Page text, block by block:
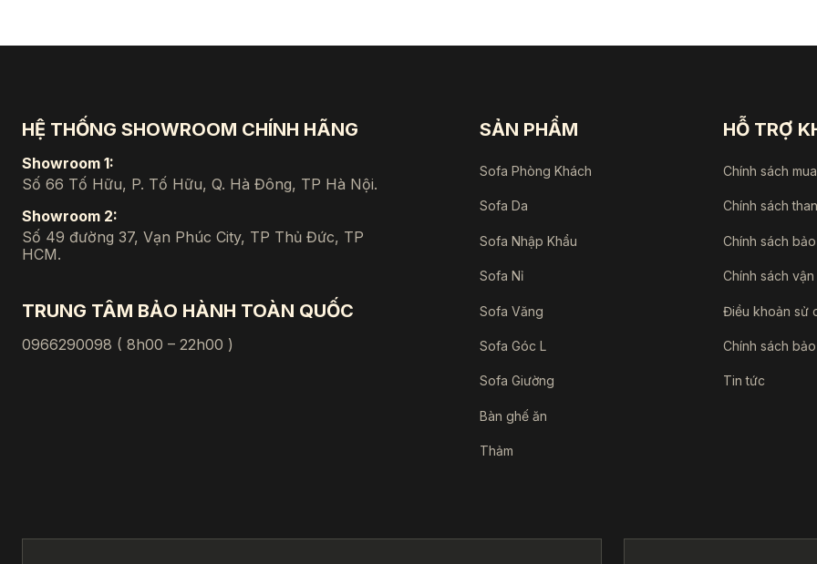
HỆ THỐNG SHOWROOM CHÍNH HÃNG
Showroom 1:
Số 66 Tố Hữu, P. Tố Hữu, Q. Hà Đông, TP Hà Nội.
Showroom 2:
Số 49 đường 37, Vạn Phúc City, TP Thủ Đức, TP
HCM.
TRUNG TÂM BẢO HÀNH TOÀN QUỐC
0966290098 ( 8h00 – 22h00 )
SẢN PHẨM
Sofa Phòng Khách
Sofa Da
Sofa Nhập Khẩu
Sofa Nỉ
Sofa Văng
Sofa Góc L
Sofa Giường
Bàn ghế ăn
Thảm
HỖ TRỢ
Chính sách
Chính sách
Chính sách
Chính sách
Điều khoản sử
Chính sách
Tin tức